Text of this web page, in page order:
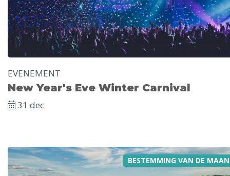
EVENEMENT
New Year's Eve Winter Carnival
31 dec
BESTEMMING VAN DE